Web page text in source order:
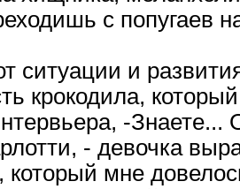
с попугаев
ситуации и
крокодила,
-
- девочка
который мне